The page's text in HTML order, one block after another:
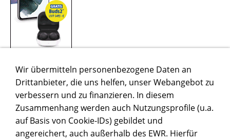
Wir übermitteln personenbezogene Daten an
Drittanbieter, die uns helfen, unser Webangebot zu
verbessern und zu finanzieren. In diesem
Zusammenhang werden auch Nutzungsprofile (u.a.
auf Basis von Cookie-IDs) gebildet und
angereichert, auch außerhalb des EWR. Hierfür